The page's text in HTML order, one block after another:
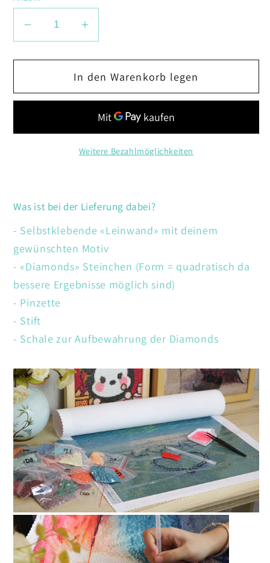
Verringere
Menge
Fuchs
Erhöhe
Menge
für
Fuchs
Blumen
In den Warenkorb legen
Weitere Bezahlmöglichkeiten
Was ist bei der Lieferung dabei?
- Selbstklebende «Leinwand» mit deinem
gewünschten Motiv
- «Diamonds» Steinchen (Form = quadratisch da
bessere Ergebnisse möglich sind)
- Pinzette
- Stift
- Schale zur Aufbewahrung der Diamonds